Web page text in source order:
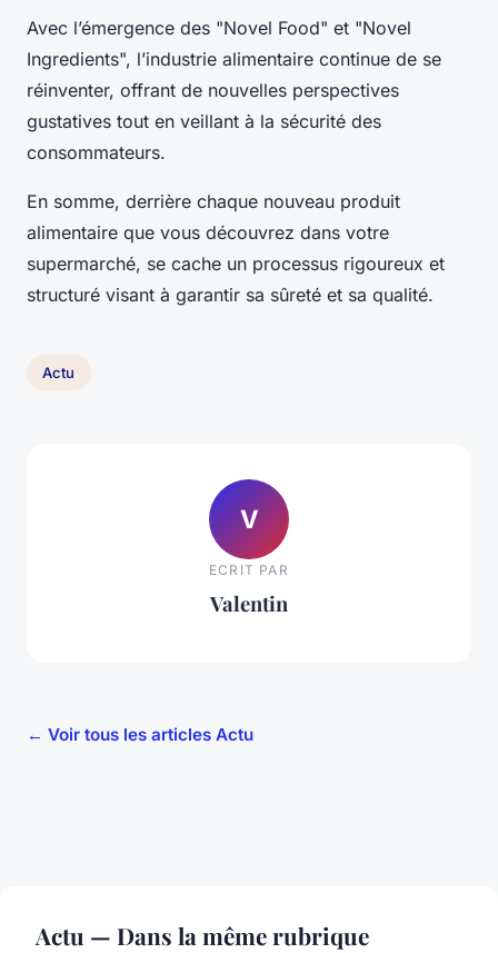
Avec l’émergence des "Novel Food" et "Novel
Ingredients", l’industrie alimentaire continue de se
réinventer, offrant de nouvelles perspectives
gustatives tout en veillant à la sécurité des
consommateurs.
En somme, derrière chaque nouveau produit
alimentaire que vous découvrez dans votre
supermarché, se cache un processus rigoureux et
structuré visant à garantir sa sûreté et sa qualité.
Actu
V
ECRIT PAR
Valentin
← Voir tous les articles Actu
Actu — Dans la même rubrique